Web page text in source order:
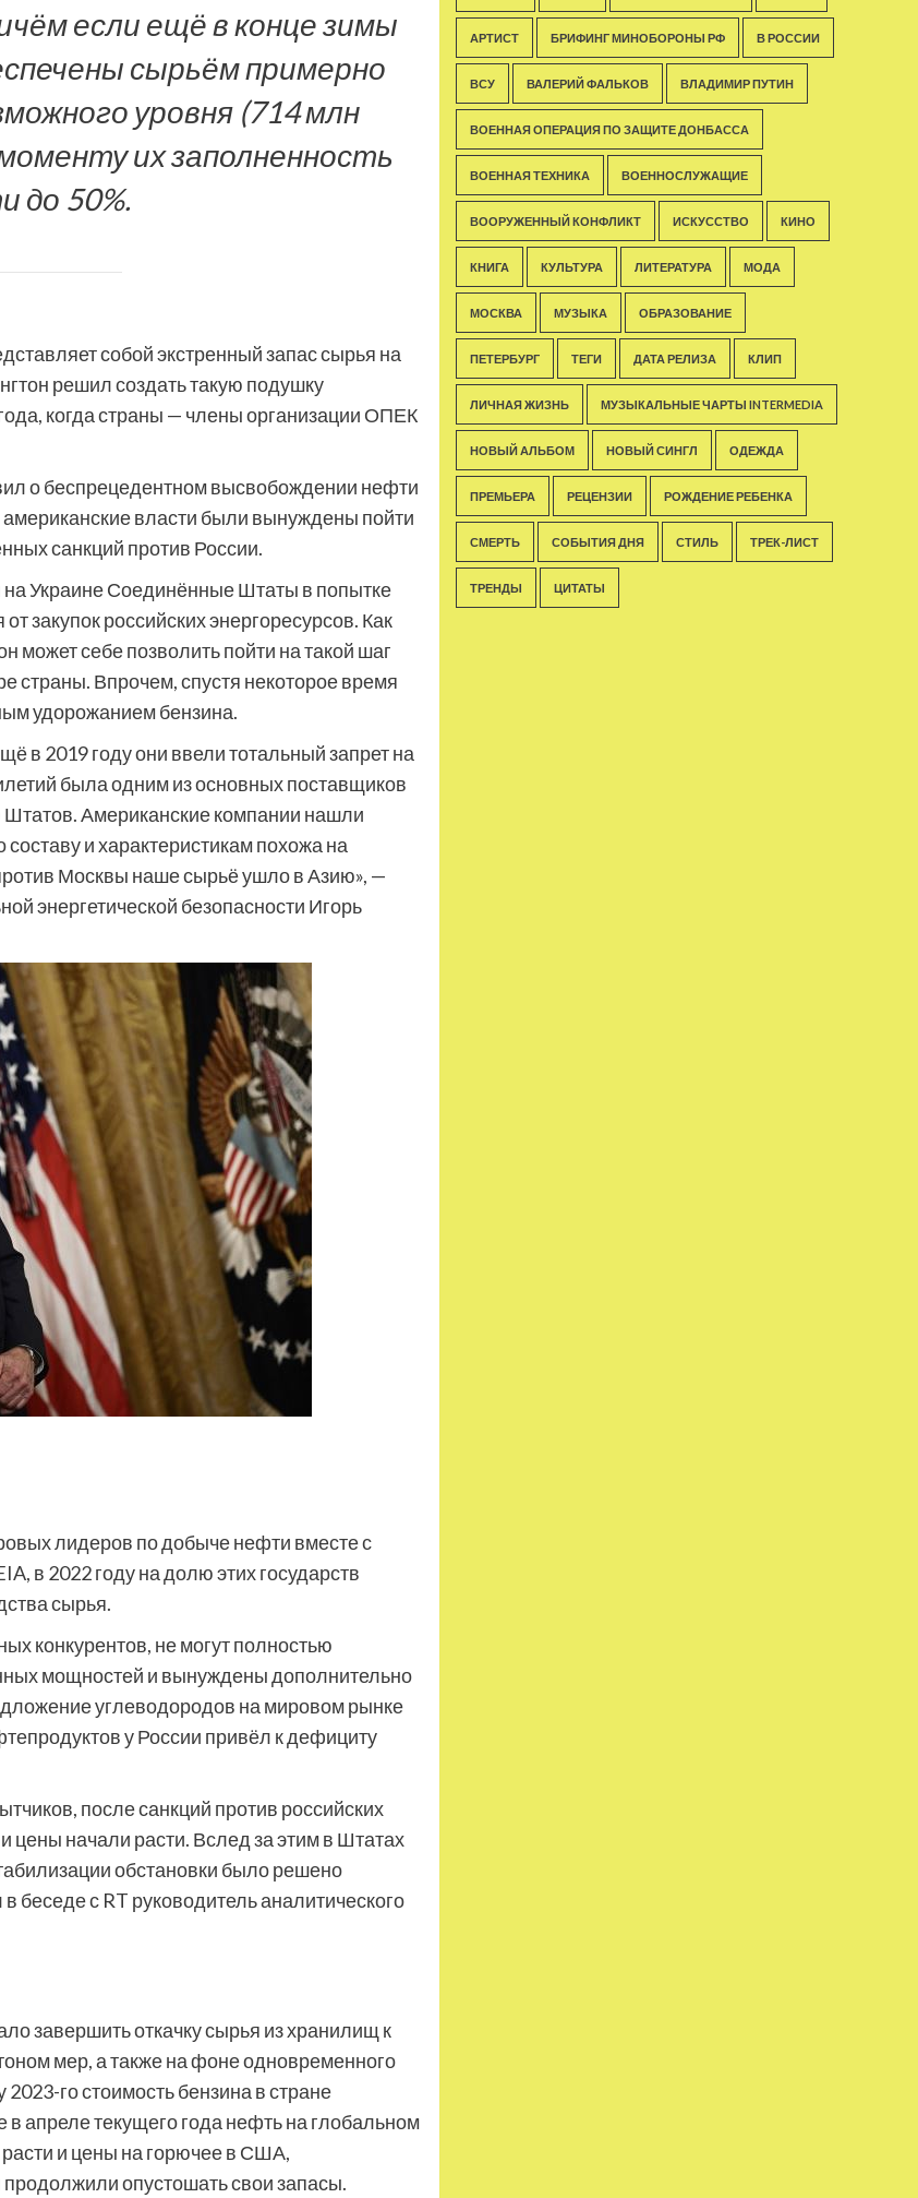
если ещё в конце зимы
сырьём примерно
уровня (714 млн
их заполненность
до 50%.
собой экстренный запас сырья на
решил создать такую подушку
когда страны — члены организации ОПЕК
о беспрецедентном высвобождении нефти
американские власти были вынуждены пойти
санкций против России.
Украине Соединённые Штаты в попытке
закупок российских энергоресурсов. Как
может себе позволить пойти на такой шаг
страны. Впрочем, спустя некоторое время
удорожанием бензина.
в 2019 году они ввели тотальный запрет на
была одним из основных поставщиков
Американские компании нашли
и характеристикам похожа на
Москвы наше сырьё ушло в Азию», —
энергетической безопасности Игорь
лидеров по добыче нефти вместе с
в 2022 году на долю этих государств
сырья.
конкурентов, не могут полностью
мощностей и вынуждены дополнительно
углеводородов на мировом рынке
у России привёл к дефициту
после санкций против российских
цены начали расти. Вслед за этим в Штатах
обстановки было решено
беседе с RT руководитель аналитического
завершить откачку сырья из хранилищ к
мер, а также на фоне одновременного
го стоимость бензина в стране
апреле текущего года нефть на глобальном
и цены на горючее в США,
опустошать свои запасы.
АРТИСТ БРИФИНГ МИНОБОРОНЫ РФ В РОССИИ
ВСУ ВАЛЕРИЙ ФАЛЬКОВ ВЛАДИМИР ПУТИН
ВОЕННАЯ ОПЕРАЦИЯ ПО ЗАЩИТЕ ДОНБАССА
ВОЕННАЯ ТЕХНИКА ВОЕННОСЛУЖАЩИЕ
ВООРУЖЕННЫЙ КОНФЛИКТ ИСКУССТВО КИНО
КНИГА КУЛЬТУРА ЛИТЕРАТУРА МОДА
МОСКВА МУЗЫКА ОБРАЗОВАНИЕ
ПЕТЕРБУРГ ТЕГИ ДАТА РЕЛИЗА КЛИП
ЛИЧНАЯ ЖИЗНЬ МУЗЫКАЛЬНЫЕ ЧАРТЫ INTERMEDIA
НОВЫЙ АЛЬБОМ НОВЫЙ СИНГЛ ОДЕЖДА
ПРЕМЬЕРА РЕЦЕНЗИИ РОЖДЕНИЕ РЕБЕНКА
СМЕРТЬ СОБЫТИЯ ДНЯ СТИЛЬ ТРЕК-ЛИСТ
ТРЕНДЫ ЦИТАТЫ